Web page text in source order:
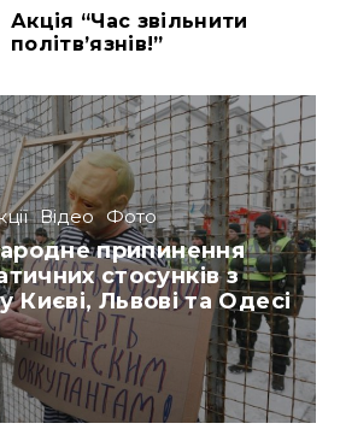
Акція “Час звільнити
політв’язнів!”
Відео Фото
припинення
стосунків з
Києві, Львові та Одесі